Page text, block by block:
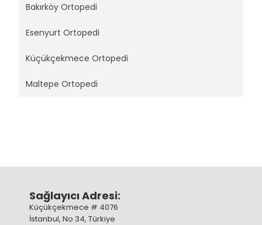
Bakırköy Ortopedi
Esenyurt Ortopedi
Küçükçekmece Ortopedi
Maltepe Ortopedi
Sağlayıcı Adresi:
Küçükçekmece # 4076
İstanbul, No 34, Türkiye